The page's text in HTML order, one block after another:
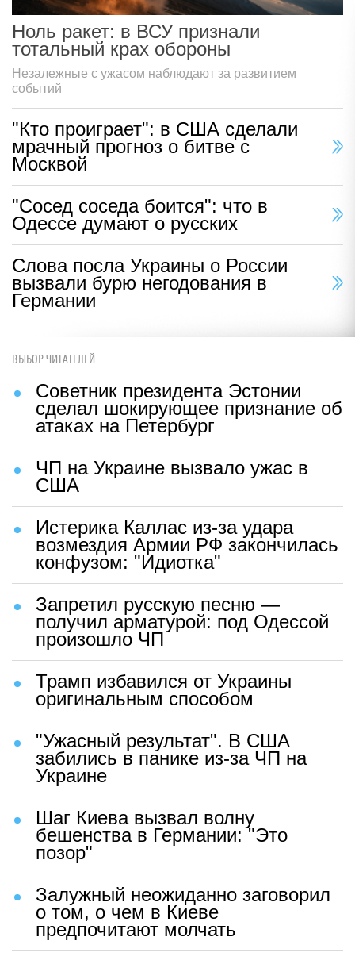
Ноль ракет: в ВСУ признали
тотальный крах обороны
Незалежные с ужасом наблюдают за развитием
событий
"Кто проиграет": в США сделали
мрачный прогноз о битве с
Москвой
"Сосед соседа боится": что в
Одессе думают о русских
Слова посла Украины о России
вызвали бурю негодования в
Германии
ВЫБОР ЧИТАТЕЛЕЙ
Советник президента Эстонии
сделал шокирующее признание об
атаках на Петербург
ЧП на Украине вызвало ужас в
США
Истерика Каллас из-за удара
возмездия Армии РФ закончилась
конфузом: "Идиотка"
Запретил русскую песню —
получил арматурой: под Одессой
произошло ЧП
Трамп избавился от Украины
оригинальным способом
"Ужасный результат". В США
забились в панике из-за ЧП на
Украине
Шаг Киева вызвал волну
бешенства в Германии: "Это
позор"
Залужный неожиданно заговорил
о том, о чем в Киеве
предпочитают молчать